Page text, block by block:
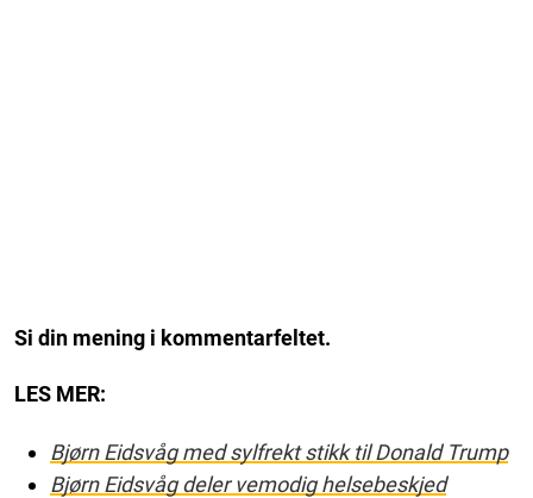
Si din mening i kommentarfeltet.
LES MER:
Bjørn Eidsvåg med sylfrekt stikk til Donald Trump
Bjørn Eidsvåg deler vemodig helsebeskjed